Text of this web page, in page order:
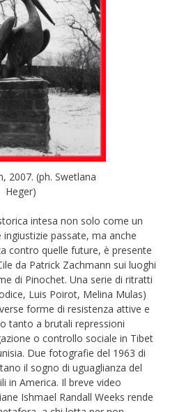
2007. (ph. Swetlana
Heger)
intesa non solo come un
passate, ma anche
contro quelle future, è presente
da Patrick Zachmann sui luoghi
di Pinochet. Una serie di ritratti
Luis Poirot, Melina Mulas)
forme di resistenza attive e
tanto a brutali repressioni
o controllo sociale in Tibet
Due fotografie del 1963 di
il sogno di uguaglianza del
in America. Il breve video
Ishmael Randall Weeks rende